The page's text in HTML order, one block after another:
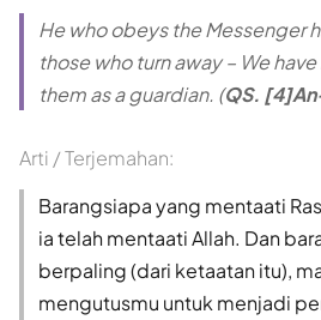
He who obeys the Messenger
those who turn away – We
them as a guardian. (QS.
Arti / Terjemahan:
Barangsiapa yang mentaati
ia telah mentaati Allah. Dan
berpaling (dari ketaatan itu),
mengutusmu untuk menjadi